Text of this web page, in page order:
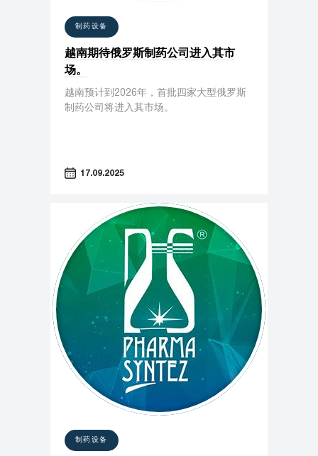
制药设备
越南期待俄罗斯制药公司进入其市
场。
越南预计到2026年，首批四家大型俄罗斯
制药公司将进入其市场。
17.09.2025
制药设备